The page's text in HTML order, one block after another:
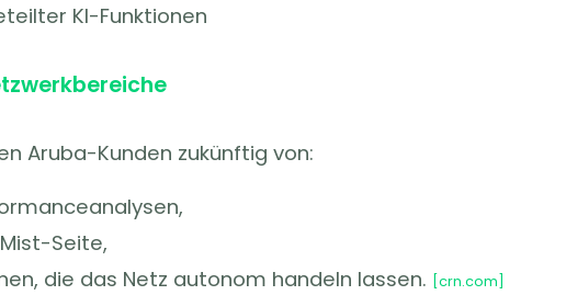
KI-Funktionen
Aruba-Kunden zukünftig von:
Seite,
die das Netz autonom handeln lassen.
[crn.com]